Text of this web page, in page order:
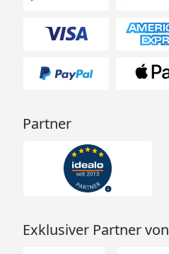
Partner
Exklusiver Partner von